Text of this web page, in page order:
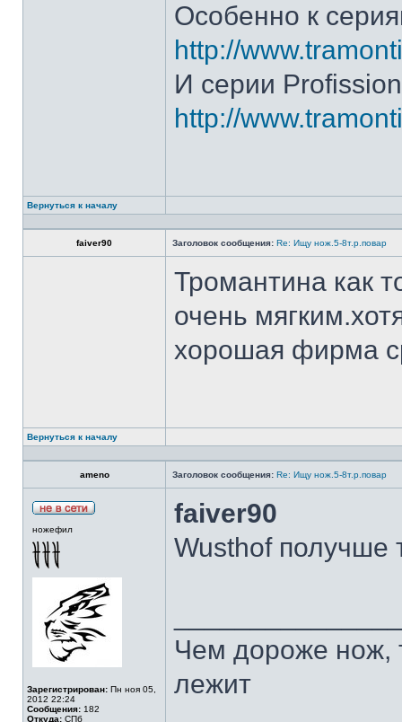
Особенно к
http://
И серии
http://
Вернуться к началу
faiver90 Заголовок сообщения: Re: Ищу нож.5-8т.р.повар
Тромантина как
очень
хорошая фирма
Вернуться к началу
ameno Заголовок сообщения: Re: Ищу нож.5-8т.р.повар
ножефил
Зарегистрирован: Пн ноя 05,
2012 22:24
Сообщения: 182
Откуда: СПб
faiver90
Wusthof получше
Чем дороже нож,
лежит